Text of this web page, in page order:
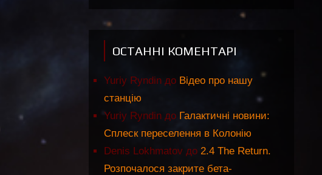
ОСТАННІ КОМЕНТАРІ
Yuriy Ryndin до Відео про нашу
станцію
Yuriy Ryndin до Галактичні новини:
Сплеск переселення в Колонію
Denis Lokhmatov до2.4 The Return.
Розпочалося закрите бета-